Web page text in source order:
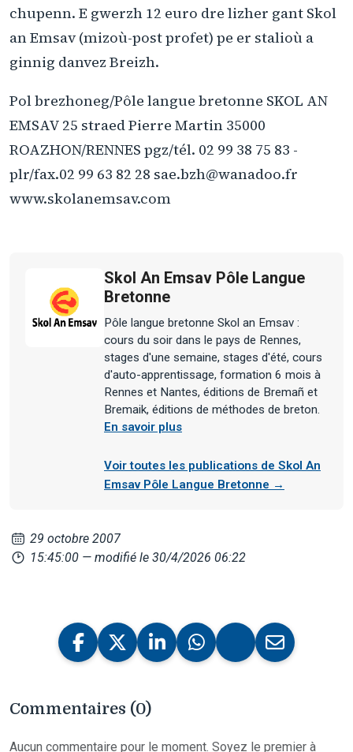
chupenn. E gwerzh 12 euro dre lizher gant Skol
an Emsav (mizoù-post profet) pe er stalioù a
ginnig danvez Breizh.
Pol brezhoneg/Pôle langue bretonne SKOL AN
EMSAV 25 straed Pierre Martin 35000
ROAZHON/RENNES pgz/tél. 02 99 38 75 83 -
plr/fax.02 99 63 82 28 sae.bzh@wanadoo.fr
www.skolanemsav.com
Skol An Emsav Pôle Langue
Bretonne
Pôle langue bretonne Skol an Emsav :
cours du soir dans le pays de Rennes,
stages d'une semaine, stages d'été, cours
d'auto-apprentissage, formation 6 mois à
Rennes et Nantes, éditions de Bremañ et
Bremaik, éditions de méthodes de breton.
En savoir plus
Voir toutes les publications de Skol An
Emsav Pôle Langue Bretonne →
29 octobre 2007
15:45:00 — modifié le 30/4/2026 06:22
Commentaires (0)
Aucun commentaire pour le moment. Soyez le premier à